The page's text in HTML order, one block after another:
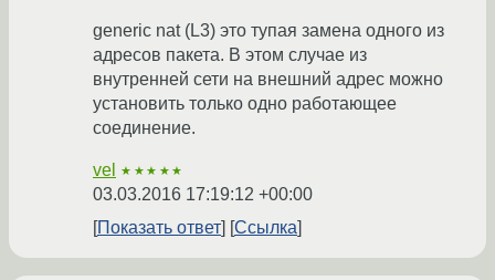
generic nat (L3) это тупая замена одного из
адресов пакета. В этом случае из
внутренней сети на внешний адрес можно
установить только одно работающее
соединение.
vel ★★★★★
03.03.2016 17:19:12 +00:00
Показать ответ
Ссылка